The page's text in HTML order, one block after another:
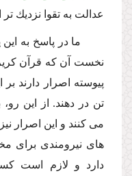
عدالت به تقوا نزدیك
ما در پاسخ به
نخست آن كه قرآن
پیوسته اصرار دارند
تن در دهند. از این
مى كنند و این اصرار
هاى نیرومندى براى
دارد و لازم است